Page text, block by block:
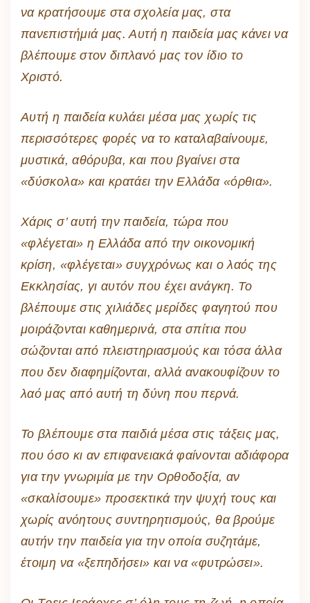
να κρατήσουμε στα σχολεία μας, στα
πανεπιστήμιά μας. Αυτή η παιδεία μας κάνει να
βλέπουμε στον διπλανό μας τον ίδιο το
Χριστό.
Αυτή η παιδεία κυλάει μέσα μας χωρίς τις
περισσότερες φορές να το καταλαβαίνουμε,
μυστικά, αθόρυβα, και που βγαίνει στα
«δύσκολα» και κρατάει την Ελλάδα «όρθια».
Χάρις σ’ αυτή την παιδεία, τώρα που
«φλέγεται» η Ελλάδα από την οικονομική
κρίση, «φλέγεται» συγχρόνως και ο λαός της
Εκκλησίας, γι αυτόν που έχει ανάγκη. Το
βλέπουμε στις χιλιάδες μερίδες φαγητού που
μοιράζονται καθημερινά, στα σπίτια που
σώζονται από πλειστηριασμούς και τόσα άλλα
που δεν διαφημίζονται, αλλά ανακουφίζουν το
λαό μας από αυτή τη δύνη που περνά.
Το βλέπουμε στα παιδιά μέσα στις τάξεις μας,
που όσο κι αν επιφανειακά φαίνονται αδιάφορα
για την γνωριμία με την Ορθοδοξία, αν
«σκαλίσουμε» προσεκτικά την ψυχή τους και
χωρίς ανόητους συντηρητισμούς, θα βρούμε
αυτήν την παιδεία για την οποία συζητάμε,
έτοιμη να «ξεπηδήσει» και να «φυτρώσει».